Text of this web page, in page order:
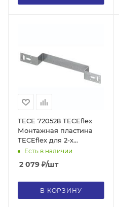
TECE 720528 TECEflex
Монтажная пластина
TECEflex для 2-х
настенных уголков 1/2''
Есть в наличии
2 079 ₽/шт
В КОРЗИНУ